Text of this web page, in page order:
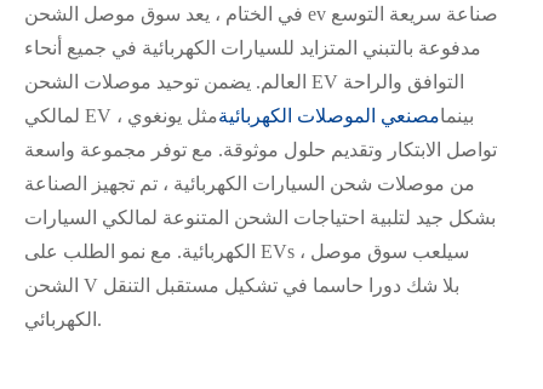
في الختام ، يعد سوق موصل الشحن ev صناعة سريعة التوسع
مدفوعة بالتبني المتزايد للسيارات الكهربائية في جميع أنحاء
العالم. يضمن توحيد موصلات الشحن EV التوافق والراحة
لمالكي EV ، بينمامصنعي الموصلات الكهربائيةمثل يونغوي
تواصل الابتكار وتقديم حلول موثوقة. مع توفر مجموعة واسعة
من موصلات شحن السيارات الكهربائية ، تم تجهيز الصناعة
بشكل جيد لتلبية احتياجات الشحن المتنوعة لمالكي السيارات
الكهربائية. مع نمو الطلب على EVs ، سيلعب سوق موصل
الشحن V بلا شك دورا حاسما في تشكيل مستقبل التنقل
الكهربائي.